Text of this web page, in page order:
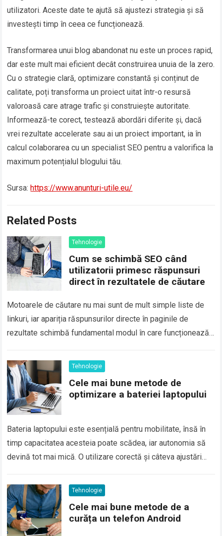
utilizatori. Aceste date te ajută să ajustezi strategia și să
investești timp în ceea ce funcționează.
Transformarea unui blog abandonat nu este un proces rapid,
dar este mult mai eficient decât construirea unuia de la zero.
Cu o strategie clară, optimizare constantă și conținut de
calitate, poți transforma un proiect uitat într-o resursă
valoroasă care atrage trafic și construiește autoritate.
Informează-te corect, testează abordări diferite și, dacă
vrei rezultate accelerate sau ai un proiect important, ia în
calcul colaborarea cu un specialist SEO pentru a valorifica la
maximum potențialul blogului tău.
Sursa: https://www.anunturi-utile.eu/
Related Posts
Tehnologie
Cum se schimbă SEO când
utilizatorii primesc răspunsuri
direct în rezultatele de căutare
Motoarele de căutare nu mai sunt de mult simple liste de
linkuri, iar apariția răspunsurilor directe în paginile de
rezultate schimbă fundamental modul în care funcționează
Tehnologie
Cele mai bune metode de
optimizare a bateriei laptopului
Bateria laptopului este esențială pentru mobilitate, însă în
timp capacitatea acesteia poate scădea, iar autonomia să
devină tot mai mică. O utilizare corectă și câteva ajustări
Tehnologie
Cele mai bune metode de a
curăța un telefon Android